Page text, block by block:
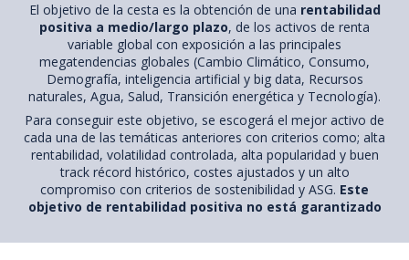
El objetivo de la cesta es la obtención de una rentabilidad
positiva a medio/largo plazo, de los activos de renta
variable global con exposición a las principales
megatendencias globales (Cambio Climático, Consumo,
Demografía, inteligencia artificial y big data, Recursos
naturales, Agua, Salud, Transición energética y Tecnología).
Para conseguir este objetivo, se escogerá el mejor activo de
cada una de las temáticas anteriores con criterios como; alta
rentabilidad, volatilidad controlada, alta popularidad y buen
track récord histórico, costes ajustados y un alto
compromiso con criterios de sostenibilidad y ASG. Este
objetivo de rentabilidad positiva no está garantizado